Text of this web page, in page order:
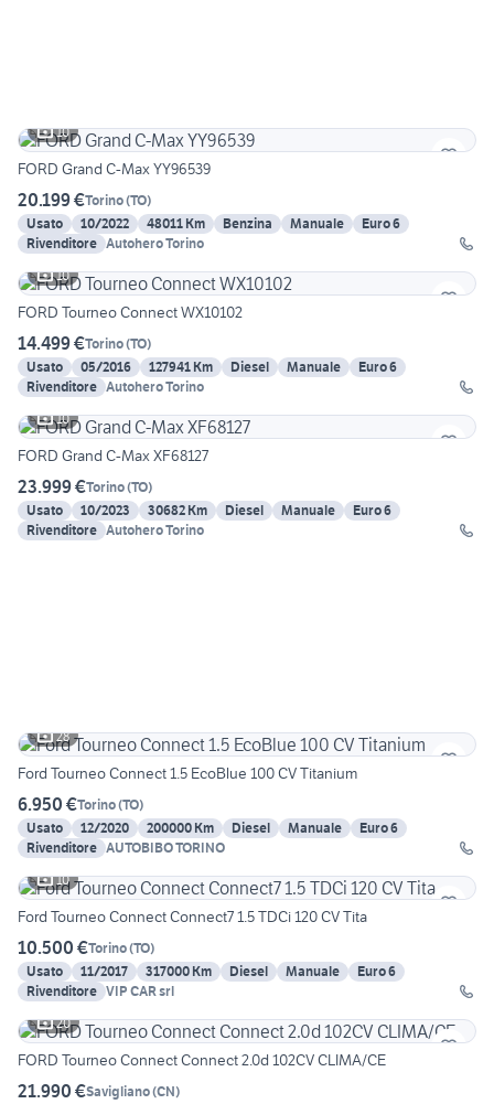
10
FORD Grand C-Max YY96539
20.199 €Torino(TO)
Usato
10/2022 48011 Km Benzina Manuale
Euro 6
Rivenditore Autohero Torino
10
FORD Tourneo Connect WX10102
14.499 €Torino(TO)
Usato
05/2016 127941 Km Diesel Manuale
Euro 6
Rivenditore Autohero Torino
10
FORD Grand C-Max XF68127
23.999 €Torino(TO)
Usato
10/2023 30682 Km Diesel Manuale
Euro 6
Rivenditore Autohero Torino
28
Ford Tourneo Connect 1.5 EcoBlue 100 CV Titanium
6.950 €Torino(TO)
Usato
12/2020 200000 Km Diesel Manuale
Euro 6
Rivenditore AUTOBIBO TORINO
10
Ford Tourneo Connect Connect7 1.5 TDCi 120 CV Tita
10.500 €Torino(TO)
Usato
11/2017 317000 Km Diesel Manuale
Euro 6
Rivenditore VIP CAR srl
20
FORD Tourneo Connect Connect 2.0d 102CV CLIMA/CE
21.990 €Savigliano(CN)